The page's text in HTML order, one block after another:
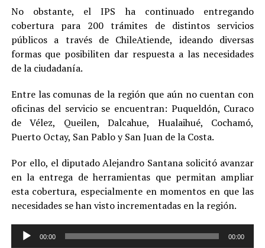
No obstante, el IPS ha continuado entregando
cobertura para 200 trámites de distintos servicios
públicos a través de ChileAtiende, ideando diversas
formas que posibiliten dar respuesta a las necesidades
de la ciudadanía.
Entre las comunas de la región que aún no cuentan con
oficinas del servicio se encuentran: Puqueldón, Curaco
de Vélez, Queilen, Dalcahue, Hualaihué, Cochamó,
Puerto Octay, San Pablo y San Juan de la Costa.
Por ello, el diputado Alejandro Santana solicitó avanzar
en la entrega de herramientas que permitan ampliar
esta cobertura, especialmente en momentos en que las
necesidades se han visto incrementadas en la región.
Reproductor
00:00 00:00